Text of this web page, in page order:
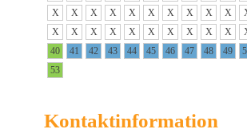
X
X X X X X X X X X
X
X X X X X X X X X
40
41 42 43 44 45 46 47 48 49
53
Kontaktinformation